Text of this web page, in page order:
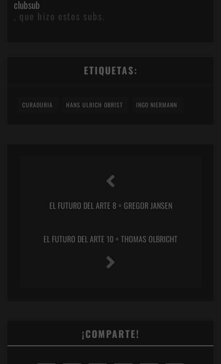
clubsub
, que hizo estos subs.
ETIQUETAS:
CURADURIA HANS ULRICH OBRIST INGO NIERMANN
EL FUTURO DEL ARTE 8 = GREGOR JANSEN
EL FUTURO DEL ARTE 10 = THOMAS OLBRICHT
¡COMPARTE!